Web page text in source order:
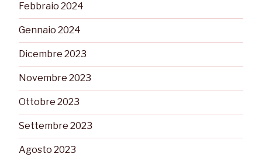
Febbraio 2024
Gennaio 2024
Dicembre 2023
Novembre 2023
Ottobre 2023
Settembre 2023
Agosto 2023